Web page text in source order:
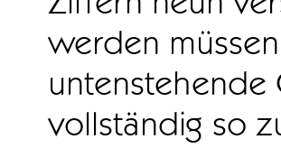
werden
vollständig so